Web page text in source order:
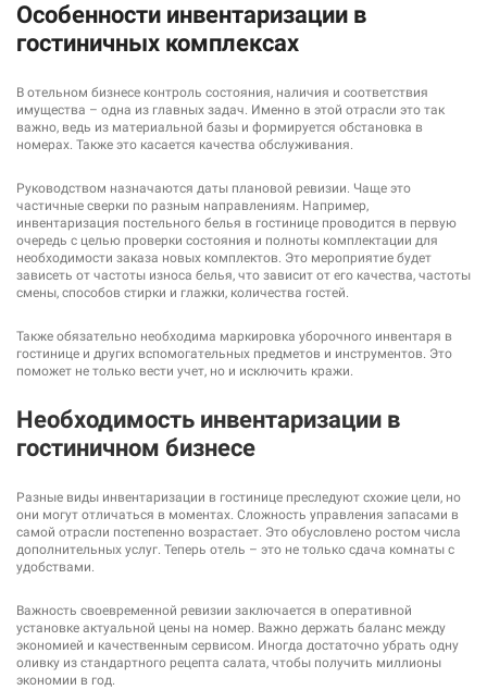
Особенности инвентаризации в
гостиничных комплексах
В отельном бизнесе контроль состояния, наличия и соответствия
имущества – одна из главных задач. Именно в этой отрасли это так
важно, ведь из материальной базы и формируется обстановка в
номерах. Также это касается качества обслуживания.
Руководством назначаются даты плановой ревизии. Чаще это
частичные сверки по разным направлениям. Например,
инвентаризация постельного белья в гостинице проводится в первую
очередь с целью проверки состояния и полноты комплектации для
необходимости заказа новых комплектов. Это мероприятие будет
зависеть от частоты износа белья, что зависит от его качества, частоты
смены, способов стирки и глажки, количества гостей.
Также обязательно необходима маркировка уборочного инвентаря в
гостинице и других вспомогательных предметов и инструментов. Это
поможет не только вести учет, но и исключить кражи.
Необходимость инвентаризации в
гостиничном бизнесе
Разные виды инвентаризации в гостинице преследуют схожие цели, но
они могут отличаться в моментах. Сложность управления запасами в
самой отрасли постепенно возрастает. Это обусловлено ростом числа
дополнительных услуг. Теперь отель – это не только сдача комнаты с
удобствами.
Важность своевременной ревизии заключается в оперативной
установке актуальной цены на номер. Важно держать баланс между
экономией и качественным сервисом. Иногда достаточно убрать одну
оливку из стандартного рецепта салата, чтобы получить миллионы
экономии в год.